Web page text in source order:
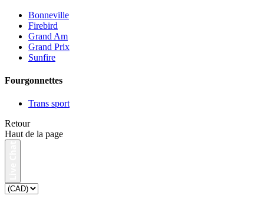
Bonneville
Firebird
Grand Am
Grand Prix
Sunfire
Fourgonnettes
Trans sport
Retour
Haut de la page